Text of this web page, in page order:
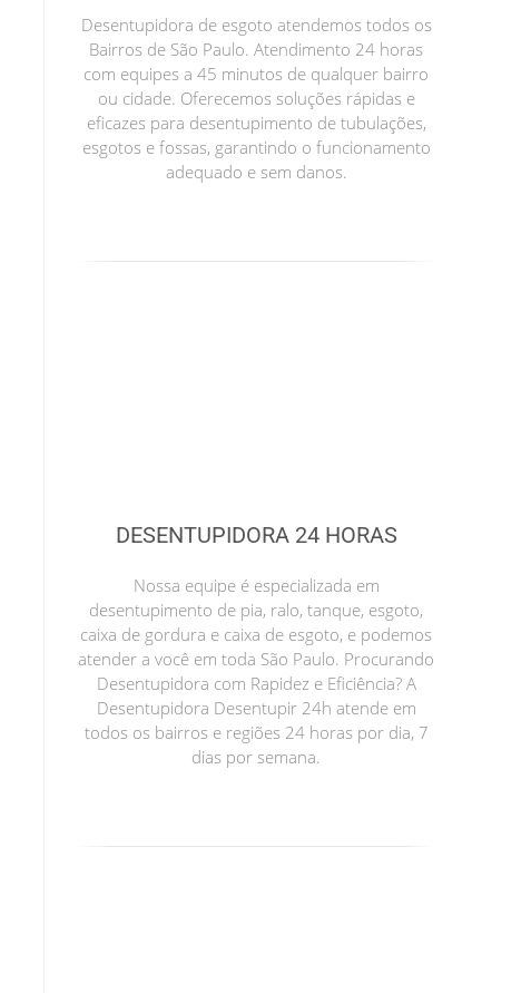
Desentupidora de esgoto atendemos todos os
Bairros de São Paulo. Atendimento 24 horas
com equipes a 45 minutos de qualquer bairro
ou cidade. Oferecemos soluções rápidas e
eficazes para desentupimento de tubulações,
esgotos e fossas, garantindo o funcionamento
adequado e sem danos.
DESENTUPIDORA 24 HORAS
Nossa equipe é especializada em
desentupimento de pia, ralo, tanque, esgoto,
caixa de gordura e caixa de esgoto, e podemos
atender a você em toda São Paulo. Procurando
Desentupidora com Rapidez e Eficiência? A
Desentupidora Desentupir 24h atende em
todos os bairros e regiões 24 horas por dia, 7
dias por semana.